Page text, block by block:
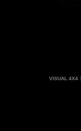
VISUAL 4X4